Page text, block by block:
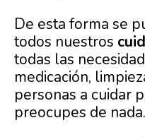
De esta forma se
todos nuestros
todas las
medicación,
personas a cuidar
preocupes de nada.